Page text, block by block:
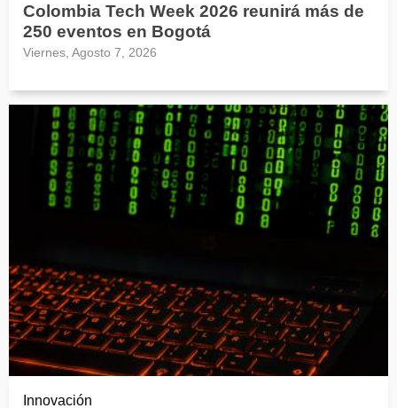
Colombia Tech Week 2026 reunirá más de
250 eventos en Bogotá
Viernes, Agosto 7, 2026
Innovación